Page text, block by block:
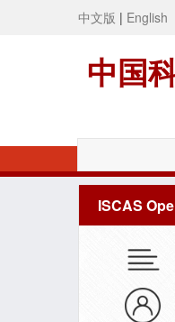
中文版 | English
中国
ISCAS